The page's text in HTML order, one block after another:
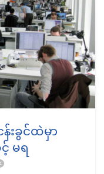
းခွင်ထဲမှာ
မရ